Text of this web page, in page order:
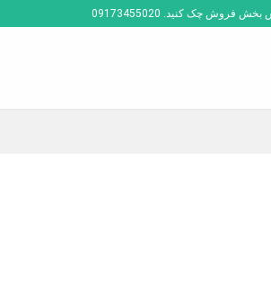
چک کنید. 09173455020